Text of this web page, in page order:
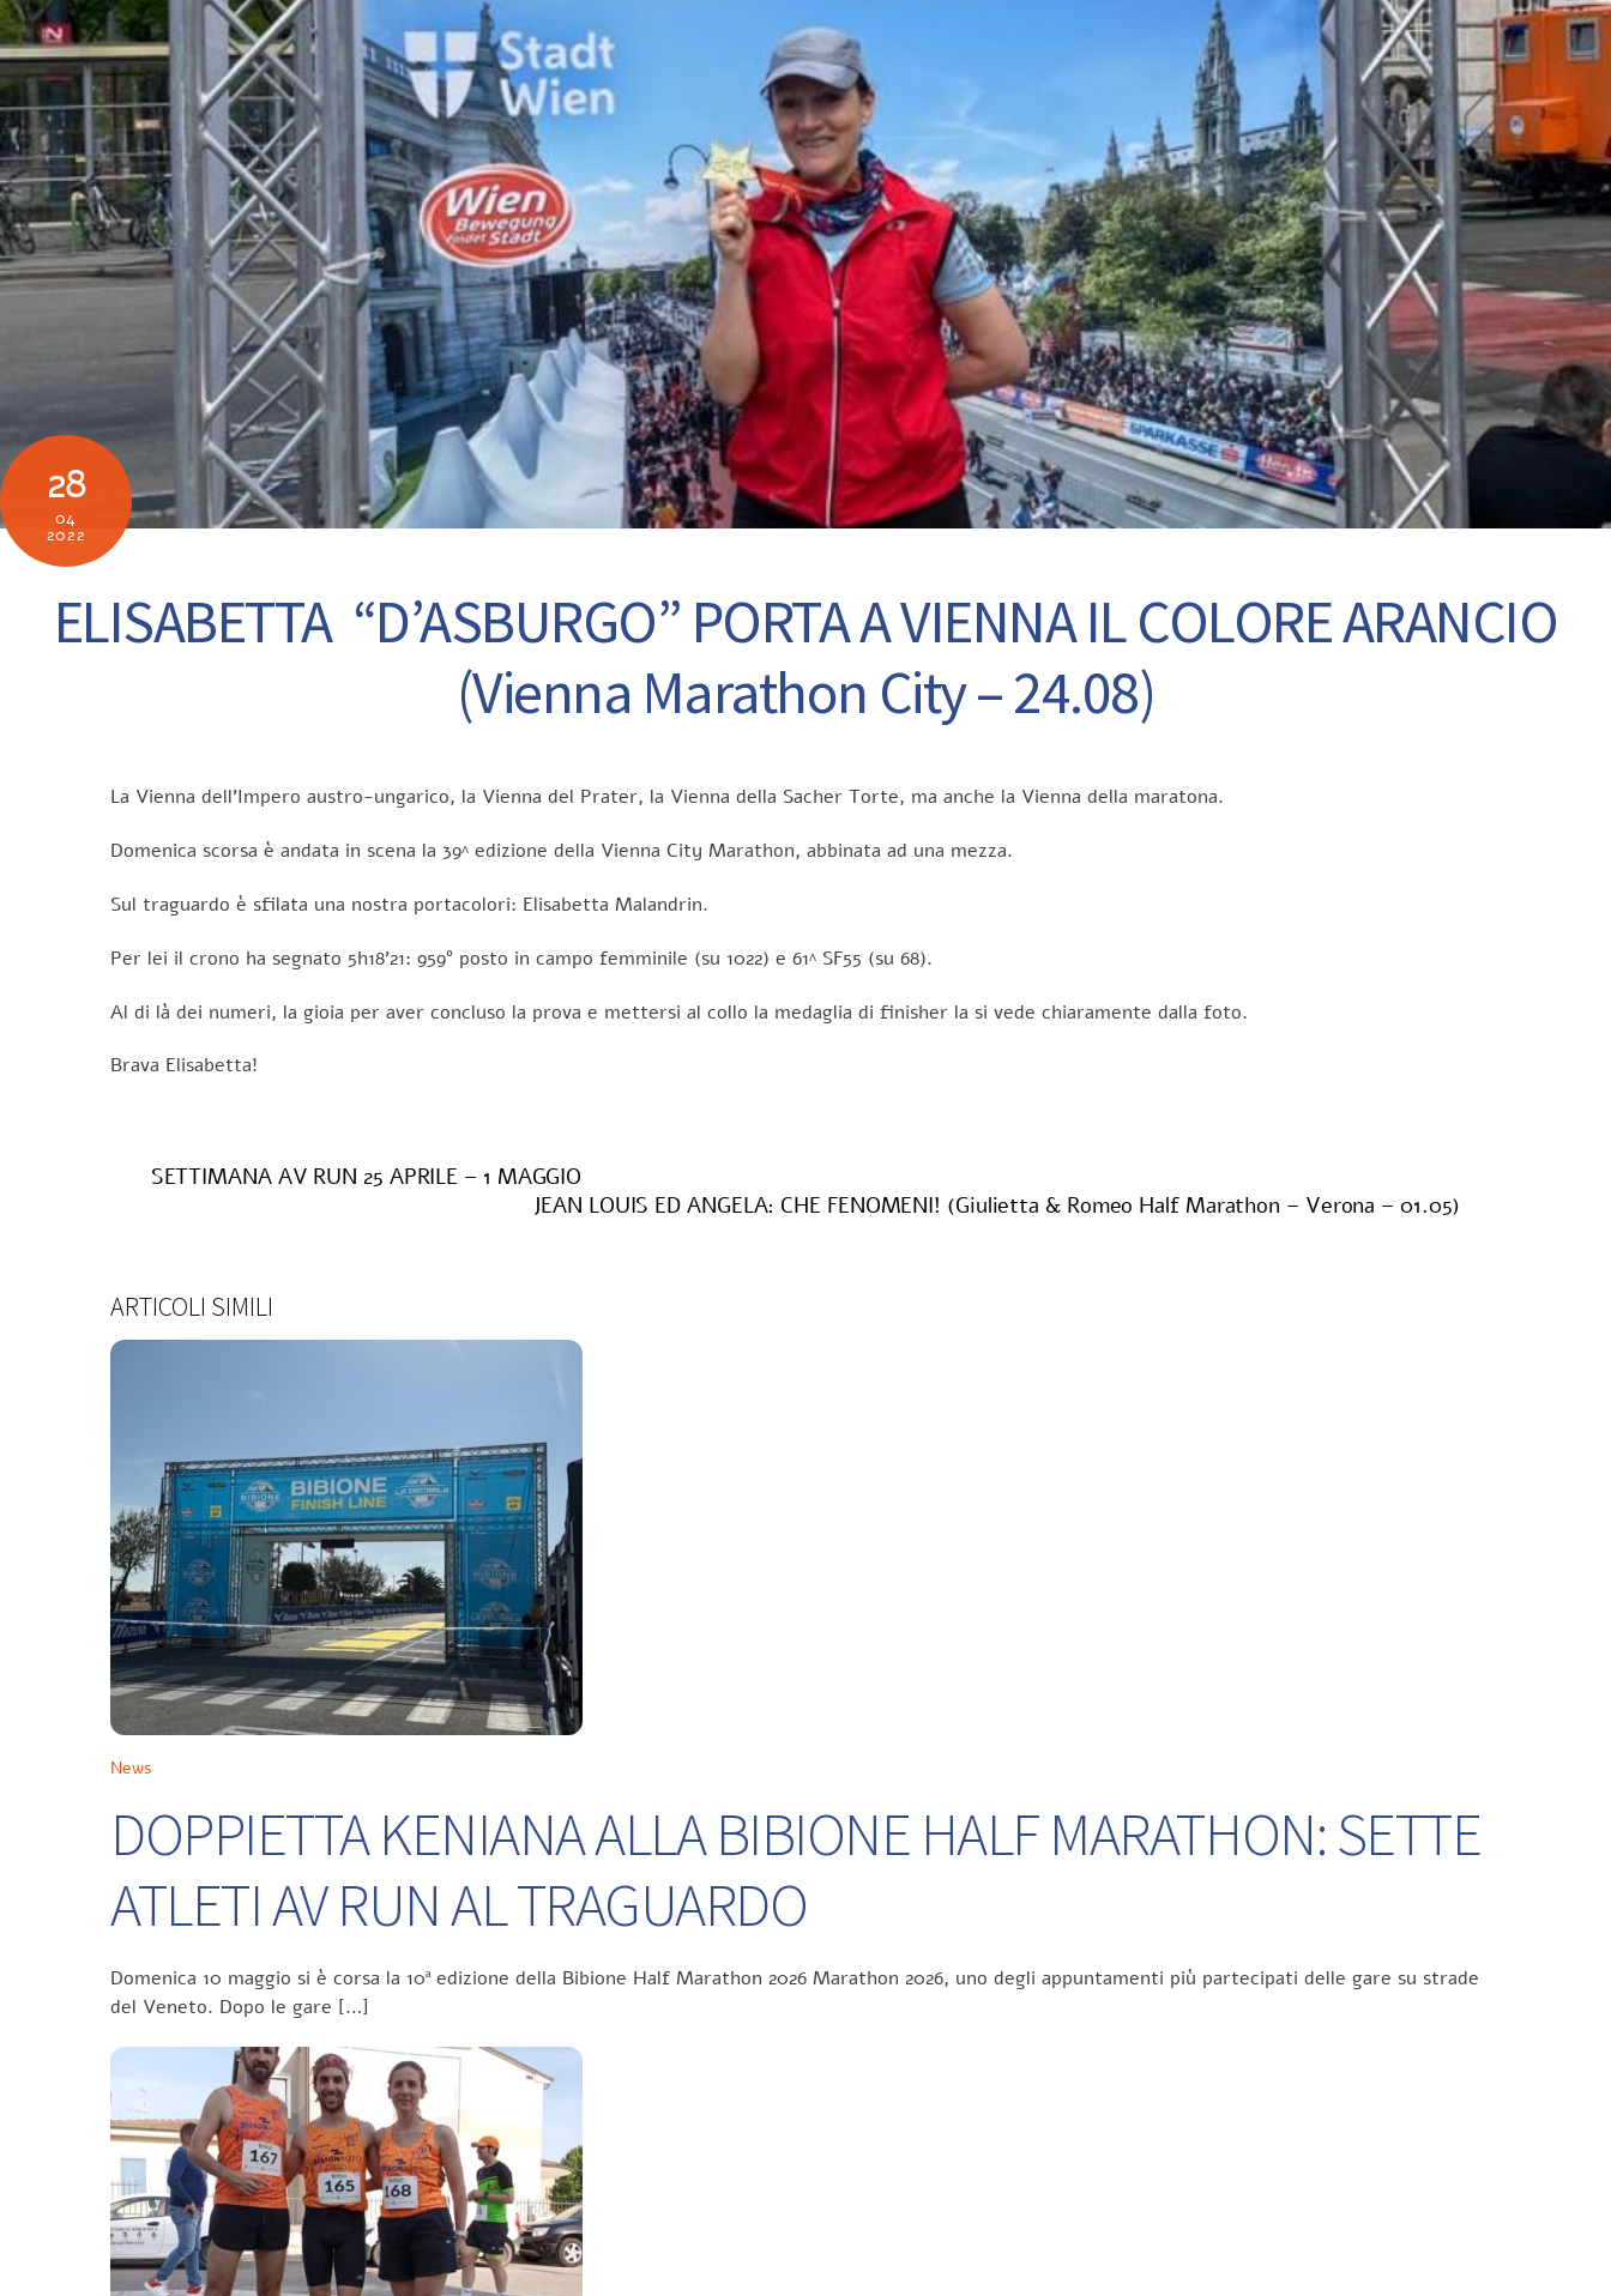
28
04
2022
ELISABETTA “D’ASBURGO” PORTA A VIENNA IL COLORE ARANCIO
(Vienna Marathon City – 24.08)
La Vienna dell’Impero austro-ungarico, la Vienna del Prater, la Vienna della Sacher Torte, ma anche la Vienna della maratona.
Domenica scorsa è andata in scena la 39^ edizione della Vienna City Marathon, abbinata ad una mezza.
Sul traguardo è sfilata una nostra portacolori: Elisabetta Malandrin.
Per lei il crono ha segnato 5h18’21: 959° posto in campo femminile (su 1022) e 61^ SF55 (su 68).
Al di là dei numeri, la gioia per aver concluso la prova e mettersi al collo la medaglia di finisher la si vede chiaramente dalla foto.
Brava Elisabetta!
SETTIMANA AV RUN 25 APRILE – 1 MAGGIO
JEAN LOUIS ED ANGELA: CHE FENOMENI! (Giulietta & Romeo Half Marathon – Verona – 01.05)
ARTICOLI SIMILI
News
DOPPIETTA KENIANA ALLA BIBIONE HALF MARATHON: SETTE
ATLETI AV RUN AL TRAGUARDO
Domenica 10 maggio si è corsa la 10ª edizione della Bibione Half Marathon 2026 Marathon 2026, uno degli appuntamenti più partecipati delle gare su strade
del Veneto. Dopo le gare […]